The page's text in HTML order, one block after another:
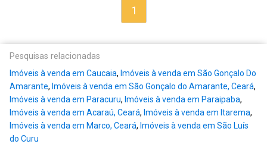
1
Pesquisas relacionadas
Imóveis à venda em Caucaia, Imóveis à venda em São Gonçalo Do
Amarante, Imóveis à venda em São Gonçalo do Amarante, Ceará,
Imóveis à venda em Paracuru, Imóveis à venda em Paraipaba,
Imóveis à venda em Acaraú, Ceará, Imóveis à venda em Itarema,
Imóveis à venda em Marco, Ceará, Imóveis à venda em São Luís
do Curu